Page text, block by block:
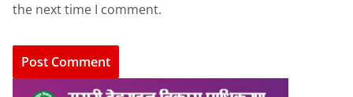
the next time I comment.